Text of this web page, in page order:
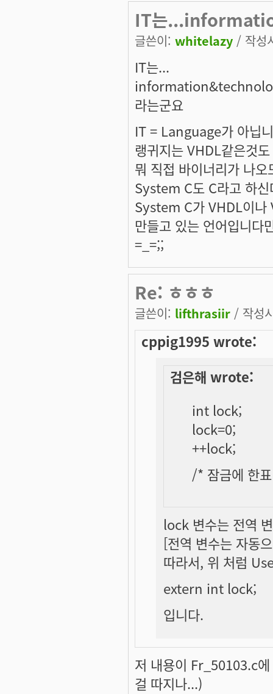
IT는
글쓴이: whitelazy / 작성
IT는...
라는군요
IT = Language가 아닙
랭귀지는 VHDL같은것
뭐 직접 바이너리가 나
System C도 C라고 하
System C가 VHDL이나
만들고 있는 언어입니다
=_=;;
Re: ㅎㅎㅎ
글쓴이: lifthrasiir / 작성
cppig1995 wrote:
검은해 wrote:
int lock;
lock=0;
++lock;
/* 잠금에 한
lock 변수는 전역
[전역 변수는 자동
따라서, 위 처럼
extern int lock;
입니다.
저 내용이 Fr_50103.c
걸 따지나...)